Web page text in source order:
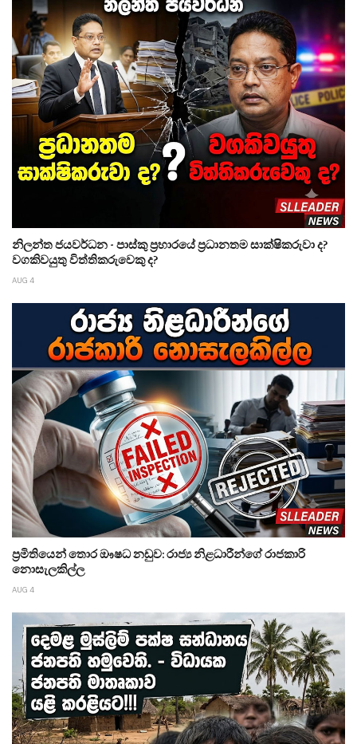
නිලන්ත ජයවර්ධන - පාස්කු ප්‍රහාරයේ ප්‍රධානතම සාක්ෂිකරුවා ද?
වගකිවයුතු විත්තිකරුවෙකු ද?
AUG 4
ප්‍රමිතියෙන් තොර ඖෂධ නඩුව: රාජ්‍ය නිළධාරීන්ගේ රාජකාරි
නොසැලකිල්ල
AUG 4